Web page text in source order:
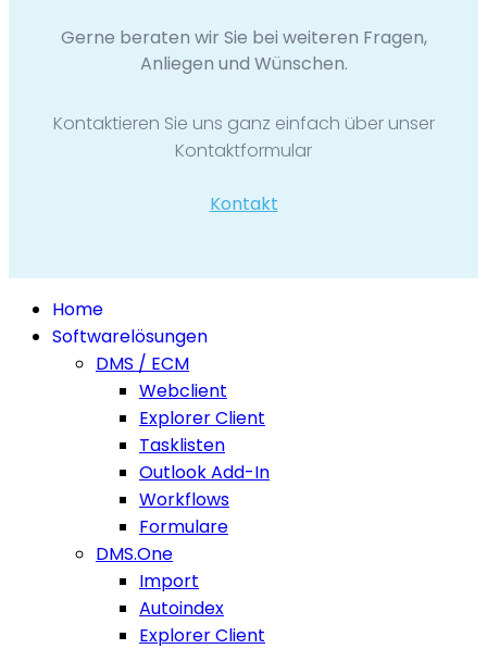
Gerne beraten wir Sie bei weiteren Fragen,
Anliegen und Wünschen.
Kontaktieren Sie uns ganz einfach über unser
Kontaktformular
Kontakt
Home
Softwarelösungen
DMS / ECM
Webclient
Explorer Client
Tasklisten
Outlook Add-In
Workflows
Formulare
DMS.One
Import
Autoindex
Explorer Client